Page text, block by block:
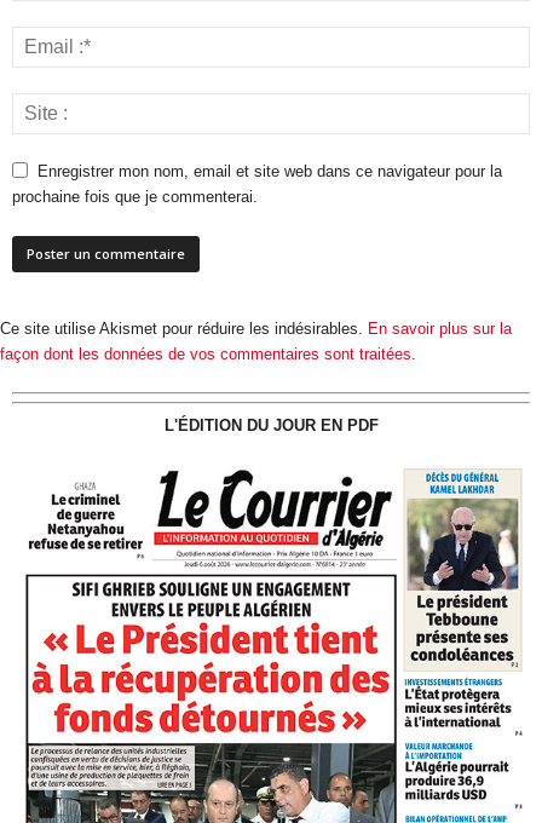
Enregistrer mon nom, email et site web dans ce navigateur pour la
prochaine fois que je commenterai.
Ce site utilise Akismet pour réduire les indésirables. En savoir plus sur la
façon dont les données de vos commentaires sont traitées
L'ÉDITION DU JOUR EN PDF